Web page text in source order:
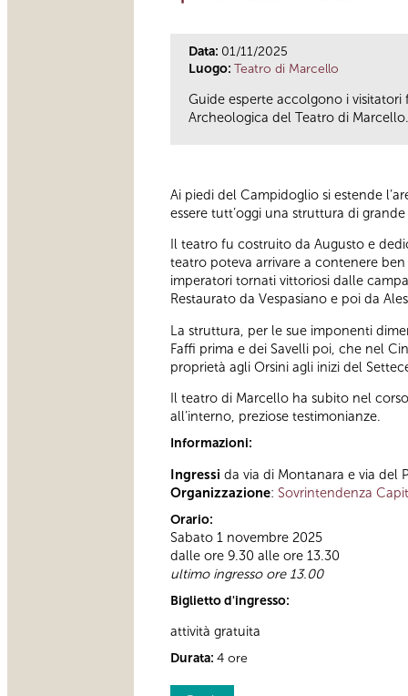
Data: 01/11/2025
Luogo: Teatro di Marcello
Guide esperte accolgono i
Archeologica del Teatro di Marcello.
Ai piedi del Campidoglio si estende
essere tutt’oggi una struttura di
Il teatro fu costruito da Augusto e
teatro poteva arrivare a contenere
imperatori tornati vittoriosi dalle
Restaurato da Vespasiano e poi da
La struttura, per le sue imponenti
Faffi prima e dei Savelli poi, che nel
proprietà agli Orsini agli inizi del
Il teatro di Marcello ha subito nel
all’interno, preziose testimonianze.
Informazioni:
Ingressi da via di Montanara e via del
Organizzazione: Sovrintendenza
Orario:
Sabato 1 novembre 2025
dalle ore 9.30 alle ore 13.30
ultimo ingresso ore 13.00
Biglietto d'ingresso:
attività gratuita
Durata: 4 ore